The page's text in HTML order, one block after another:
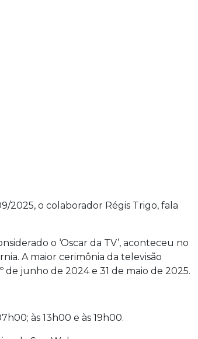
2025, o colaborador Régis Trigo, fala
o ‘Oscar da TV’, aconteceu no
A maior cerimônia da televisão
junho de 2024 e 31 de maio de 2025.
às 13h00 e às 19h00.